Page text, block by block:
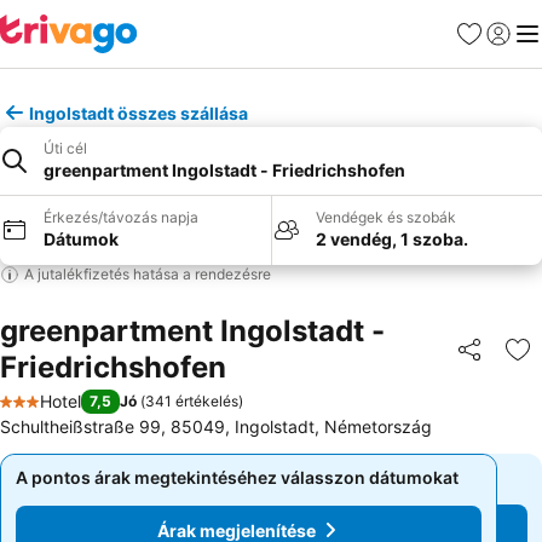
Kedvencek
Ingolstadt összes szállása
Úti cél
greenpartment Ingolstadt - Friedrichshofen
Érkezés/távozás napja
Dátumok
Vendégek és szobák
2 vendég, 1 szoba.
A jutalékfizetés hatása a rendezésre
greenpartment Ingolstadt -
Friedrichshofen
3 Kategória
Hotel 7,5 Jó (341 értékelés)
Schultheißstraße 99, 85049, Ingolstadt, Németország
A pontos árak megtekintéséhez válasszon dátumokat
Árak megjelenítése
A pontos árak megtekintéséhez válasszon dátumokat
Árak megjelenítése